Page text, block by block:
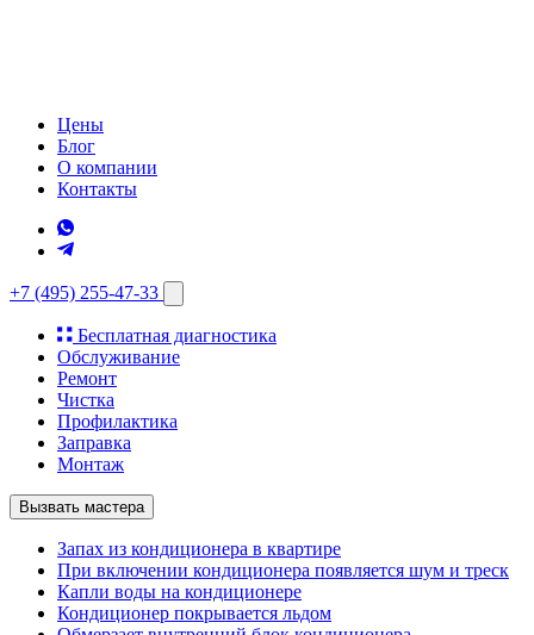
Цены
Блог
О компании
Контакты
+7 (495) 255-47-33
Бесплатная диагностика
Обслуживание
Ремонт
Чистка
Профилактика
Заправка
Монтаж
Вызвать мастера
Запах из кондиционера в квартире
При включении кондиционера появляется шум и треск
Капли воды на кондиционере
Кондиционер покрывается льдом